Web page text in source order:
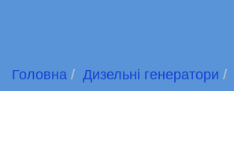
Головна Дизельні генератори